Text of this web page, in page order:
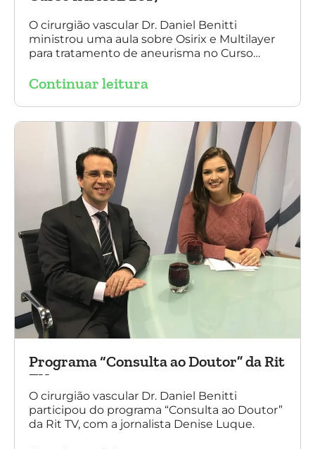
O cirurgião vascular Dr. Daniel Benitti
ministrou uma aula sobre Osirix e Multilayer
para tratamento de aneurisma no Curso
2017). Agradecemos a todos os participantes
Sergio Belczak pelo convite!
Continuar leitura
Programa “Consulta ao Doutor” da Rit
TV
O cirurgião vascular Dr. Daniel Benitti
participou do programa “Consulta ao Doutor”
da Rit TV, com a jornalista Denise Luque.